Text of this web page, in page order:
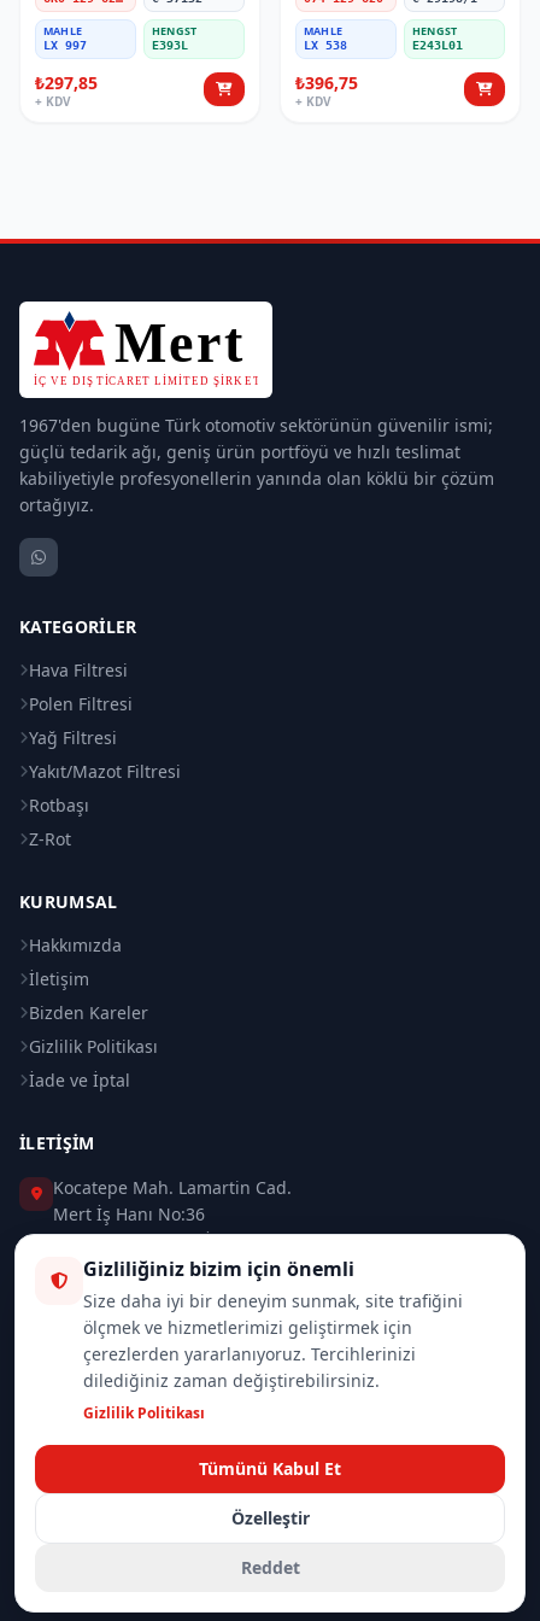
MAHLE
LX 997
HENGST
E393L
₺297,85
+ KDV
MAHLE
LX 538
HENGST
E243L01
₺396,75
+ KDV
1967'den bugüne Türk otomotiv sektörünün güvenilir ismi;
güçlü tedarik ağı, geniş ürün portföyü ve hızlı teslimat
kabiliyetiyle profesyonellerin yanında olan köklü bir çözüm
ortağıyız.
KATEGORILER
Hava Filtresi
Polen Filtresi
Yağ Filtresi
Yakıt/Mazot Filtresi
Rotbaşı
Z-Rot
KURUMSAL
Hakkımızda
İletişim
Bizden Kareler
Gizlilik Politikası
İade ve İptal
İLETIŞIM
Kocatepe Mah. Lamartin Cad.
Mert İş Hanı No:36
Taksim / Beyoğlu / İSTANBUL
0 (212) 235 37 83
0 (532) 418 08 46
info@merttrade.com
© 2026Mannlich | MertTrade.com— Tüm hakları saklıdır.
Gizlilikİade Politikası
Gizliliğiniz bizim için önemli
Size daha iyi bir deneyim sunmak, site trafiğini
ölçmek ve hizmetlerimizi geliştirmek için
çerezlerden yararlanıyoruz. Tercihlerinizi
dilediğiniz zaman değiştirebilirsiniz.
Gizlilik Politikası
Tümünü Kabul Et
Özelleştir
Reddet